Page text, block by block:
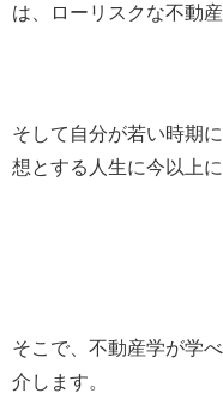
は、ローリスクな不動
そして自分が若い時期
想とする人生に今以上
そこで、不動産学が学
介します。